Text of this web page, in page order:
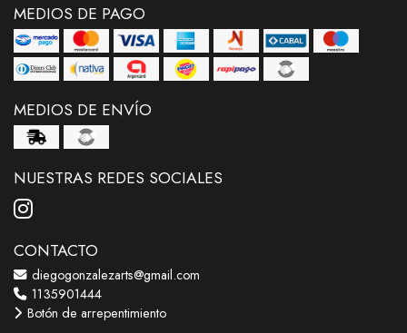
MEDIOS DE PAGO
MEDIOS DE ENVÍO
NUESTRAS REDES SOCIALES
CONTACTO
diegogonzalezarts@gmail.com
1135901444
Botón de arrepentimiento